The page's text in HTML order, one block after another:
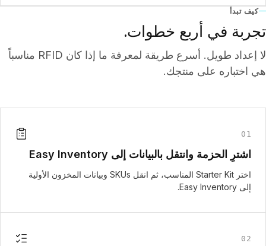
كيف تبدأ
تجربة في أربع خطوات.
لا إعداد طويل. أسرع طريقة لمعرفة ما إذا كان RFID مناسباً
هي اختباره على منتجك.
01
اشترِ الحزمة وانتقل بالبيانات إلى Easy Inventory
اختر Starter Kit المناسب، ثم انقل SKUs وبيانات المخزون الأولية
إلى Easy Inventory.
02